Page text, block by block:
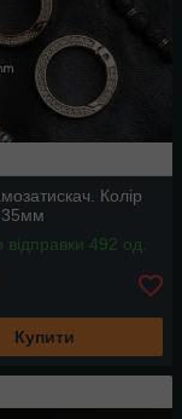
Колір
35мм
відправки 492 од.
Купити